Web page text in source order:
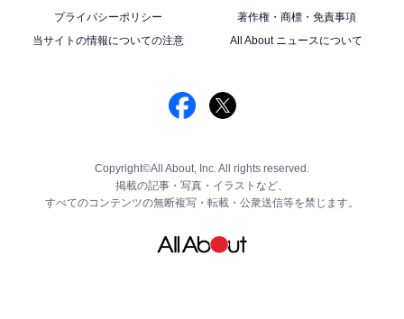
プライバシーポリシー
著作権・商標・免責事項
当サイトの情報についての注意
All About ニュースについて
Copyright©All About, Inc. All rights reserved.
掲載の記事・写真・イラストなど、
すべてのコンテンツの無断複写・転載・公衆送信等を禁じます。